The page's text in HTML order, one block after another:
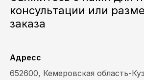
консультации или
заказа
Адресс
652600, Кемеровская область-